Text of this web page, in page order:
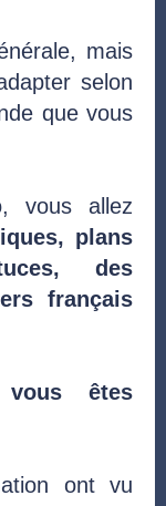
mais
selon
que vous
vous allez
plans
des
français
vous êtes
ont vu